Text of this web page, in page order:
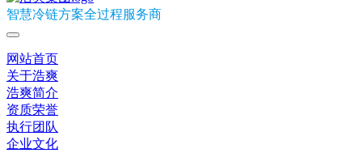
智慧冷链方案全过程服务商
网站首页
关于浩爽
浩爽简介
资质荣誉
执行团队
企业文化